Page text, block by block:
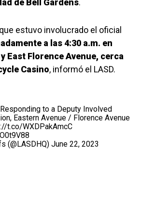
de Bell Gardens.
estuvo involucrado el oficial
a las 4:30 a.m. en
East Florence Avenue, cerca
Casino, informó el LASD.
to a Deputy Involved
Eastern Avenue / Florence Avenue
t.co/WXDPakAmcC
(@LASDHQ) June 22, 2023